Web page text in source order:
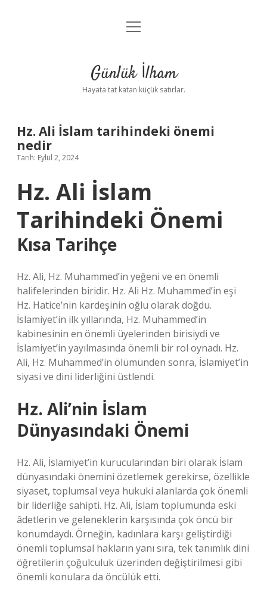
Anasayfa
Yasal Uyarı
menüyü
Günlük İlham
Hayata tat katan küçük satırlar.
Hz. Ali İslam tarihindeki önemi
nedir
Tarih: Eylül 2, 2024
Hz. Ali İslam
Tarihindeki Önemi
Kısa Tarihçe
Hz. Ali, Hz. Muhammed’in yeğeni ve en önemli
halifelerinden biridir. Hz. Ali Hz. Muhammed’in eşi
Hz. Hatice’nin kardeşinin oğlu olarak doğdu.
İslamiyet’in ilk yıllarında, Hz. Muhammed’in
kabinesinin en önemli üyelerinden birisiydi ve
İslamiyet’in yayılmasında önemli bir rol oynadı. Hz.
Ali, Hz. Muhammed’in ölümünden sonra, İslamiyet’in
siyasi ve dini liderliğini üstlendi.
Hz. Ali’nin İslam
Dünyasındaki Önemi
Hz. Ali, İslamiyet’in kurucularından biri olarak İslam
dünyasındaki önemini özetlemek gerekirse, özellikle
siyaset, toplumsal veya hukuki alanlarda çok önemli
bir liderliğe sahipti. Hz. Ali, İslam toplumunda eski
âdetlerin ve geleneklerin karşısında çok öncü bir
konumdaydı. Örneğin, kadınlara karşı geliştirdiği
önemli toplumsal hakların yanı sıra, tek tanımlık dini
öğretilerin çoğulculuk üzerinden değiştirilmesi gibi
önemli konulara da öncülük etti.